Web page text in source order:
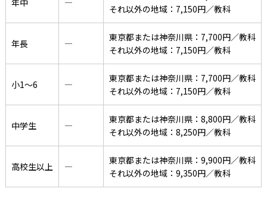
それ以外の地域：7,150円／教科
年長 ―
東京都または神奈川県：7,700円／教科
それ以外の地域：7,150円／教科
小1〜6 ―
東京都または神奈川県：7,700円／教科
それ以外の地域：7,150円／教科
中学生 ―
東京都または神奈川県：8,800円／教科
それ以外の地域：8,250円／教科
高校生以上 ―
東京都または神奈川県：9,900円／教科
それ以外の地域：9,350円／教科